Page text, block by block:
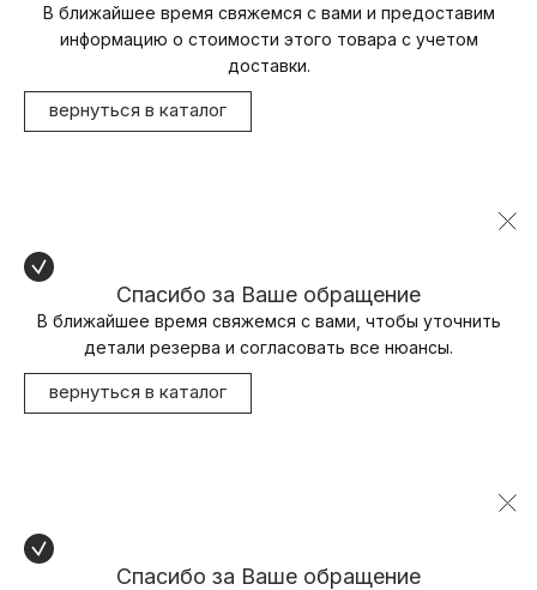
В ближайшее время свяжемся с вами и предоставим
информацию о стоимости этого товара с учетом
доставки.
вернуться в каталог
Спасибо за Ваше обращение
В ближайшее время свяжемся с вами, чтобы уточнить
детали резерва и согласовать все нюансы.
вернуться в каталог
Спасибо за Ваше обращение